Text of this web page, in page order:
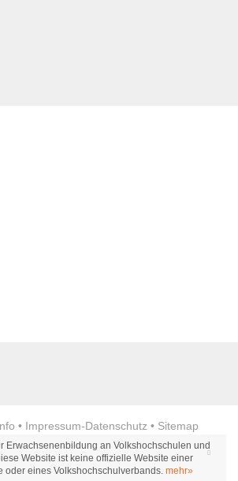
• Impressum-Datenschutz • Sitemap
Erwachsenenbildung an Volkshochschulen und
Website ist keine offizielle Website einer
oder eines Volkshochschulverbands. mehr»